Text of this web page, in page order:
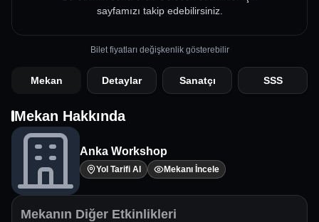
sayfamızı takip edebilirsiniz.
Bilet fiyatları değişkenlik gösterebilir
Mekan Detaylar Sanatçı SSS
Mekan Hakkında
Anka Workshop
Yol Tarifi Al Mekanı İncele
Mekanın Diğer Etkinlikleri